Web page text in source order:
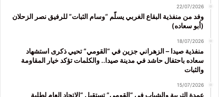
22/07/2026
وفد من منفذية البقاع الغربي يسلّم “وسام الثبات” للرفيق نصر الزحلان
(أبو سعاده)
18/07/2026
منفذية صيدا – الزهراني جزين في “القومي” تحيي ذكرى استشهاد
سعاده باحتفال حاشد في مدينة صيدا.. والكلمات تؤكد خيار المقاومة
والثبات
15/07/2026
عمدة التربية والشباب في “القومي” تستقبل “الاتحاد العام لطلبة